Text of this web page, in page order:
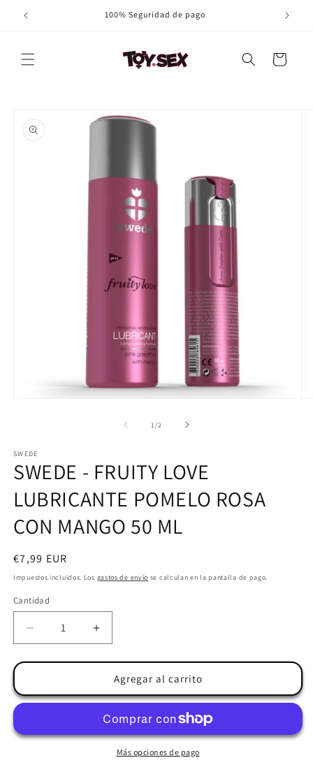
directamente
100% Seguridad de pago
Carrito
a la
información
una
ventana
modal
1 /de2
SWEDE
SWEDE - FRUITY LOVE
LUBRICANTE POMELO ROSA
CON MANGO 50 ML
Precio
habitual
€7,99 EUR
Impuestos incluidos. Los gastos de envío se calculan en la pantalla de pago.
Cantidad
Reducir
cantidad
para
-
FRUITY
LUBRICANTE
Aumentar
cantidad
para
SWEDE
-
FRUITY
LOVE
LUBRICANTE
POMELO
Agregar al carrito
Más opciones de pago